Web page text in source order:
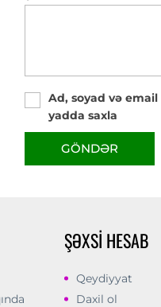
Ad, soyad və
yadda saxla
GÖNDƏR
ŞƏXSI HESAB
Qeydiyyat
Daxil ol